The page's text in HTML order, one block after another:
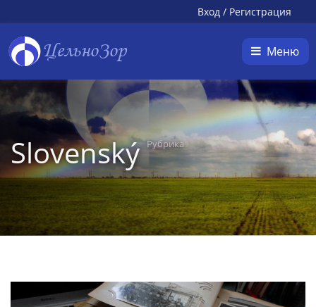
Вход / Регистрация
ЦельноЗор Меню
SlovenskýРубрика